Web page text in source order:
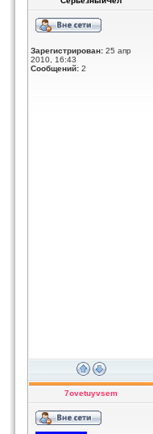
Зарегистрирован: 25 апр
2010, 16:43
Сообщений: 2
7ovetuyvsem